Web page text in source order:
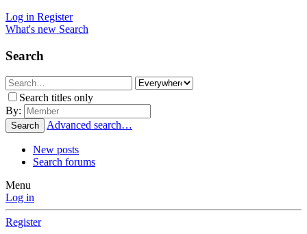
Log in Register
What's new Search
Search
Search titles only
By:
Search Advanced search…
New posts
Search forums
Menu
Log in
Register